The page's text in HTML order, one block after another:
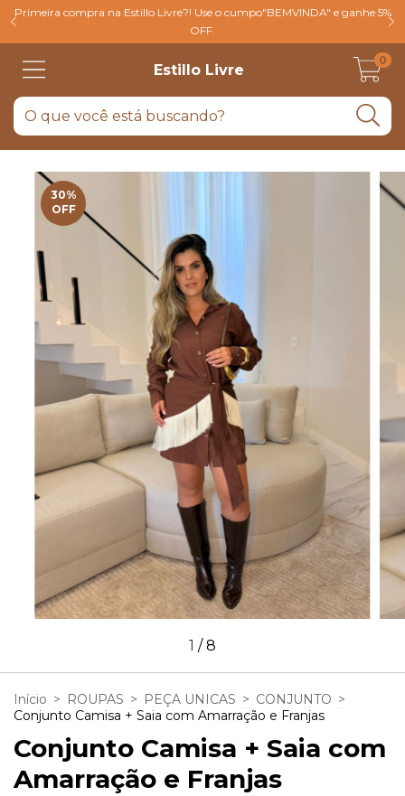
Primeira compra na Estillo Livre?! Use o cumpo"BEMVINDA" e ganhe 5%
OFF.
Estillo Livre
0
30%
OFF
1 /8
Início > ROUPAS > PEÇA UNICAS > CONJUNTO >
Conjunto Camisa + Saia com Amarração e Franjas
Conjunto Camisa + Saia com
Amarração e Franjas